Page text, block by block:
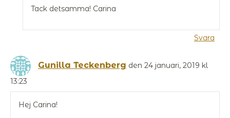
Tack detsamma! Carina
Svara
Gunilla Teckenberg den 24 januari, 2019 kl
13:23
Hej Carina!